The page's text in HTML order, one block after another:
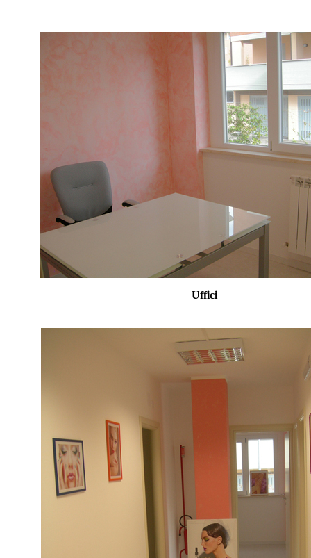
Uffici